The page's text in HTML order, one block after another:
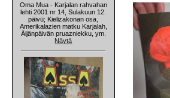
Oma Mua - Karjalan rahvahan
lehti 2001 nr 14, Sulakuun 12.
päivü; Kielizakonan osa,
Amerikalazien matku Karjalah,
Äijänpäivän pruazniekku, ym.
Näytä